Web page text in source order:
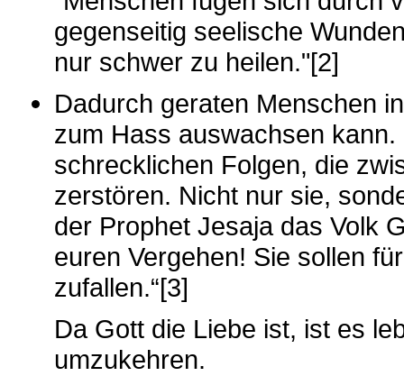
gegenseitig seelische
nur schwer zu heilen."[2]
Dadurch geraten Menschen
zum Hass auswachsen
schrecklichen Folgen, die
zerstören. Nicht nur sie,
der Prophet Jesaja das Volk
euren Vergehen! Sie sollen
zufallen.“[3]
Da Gott die Liebe ist, ist es
umzukehren.